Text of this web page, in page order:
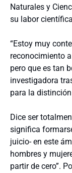
Naturales y
su labor
“Estoy muy
reconocimiento
pero que es tan
investigadora
para la
Dice ser
significa
juicio- en este
hombres y
partir de cero”.